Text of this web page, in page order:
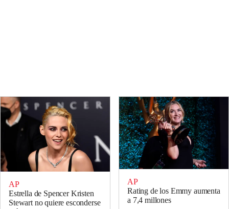
AP
Estrella de Spencer Kristen
Stewart no quiere esconderse
AP
Rating de los Emmy aumenta
a 7,4 millones